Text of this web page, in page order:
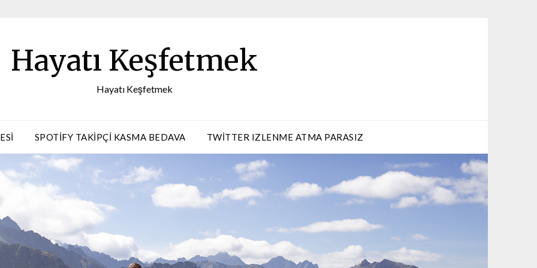
Hayatı Keşfetmek
Hayatı Keşfetmek
SPOTIFY TAKIPÇI KASMA BEDAVA TWITTER IZLENME ATMA PARASIZ